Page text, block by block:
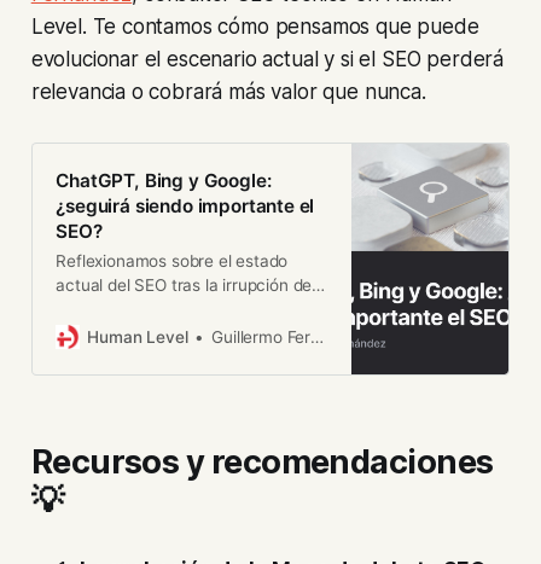
Level. Te contamos cómo pensamos que puede
evolucionar el escenario actual y si el SEO perderá
relevancia o cobrará más valor que nunca.
ChatGPT, Bing y Google:
¿seguirá siendo importante el
SEO?
Reflexionamos sobre el estado
actual del SEO tras la irrupción de
tu estrategia para aparecer allí
Human Level Guillermo Fernández Ruiz
Recursos y recomendaciones
💡